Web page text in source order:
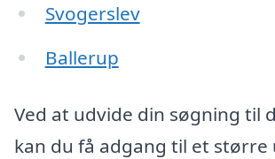
Svogerslev
Ballerup
Ved at udvide din søgning til
kan du få adgang til et større